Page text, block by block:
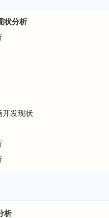
状分析
开发现状
析